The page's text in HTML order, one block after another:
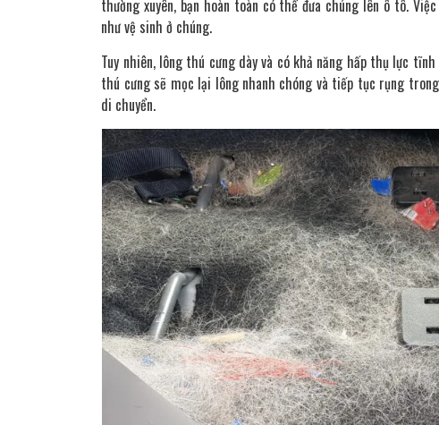
thường xuyên, bạn hoàn toàn có thể đưa chúng lên ô tô.
như vệ sinh ở chúng.
Tuy nhiên, lông thú cưng dày và có khả năng hấp thụ lực
thú cưng sẽ mọc lại lông nhanh chóng và tiếp tục rụng
di chuyển.